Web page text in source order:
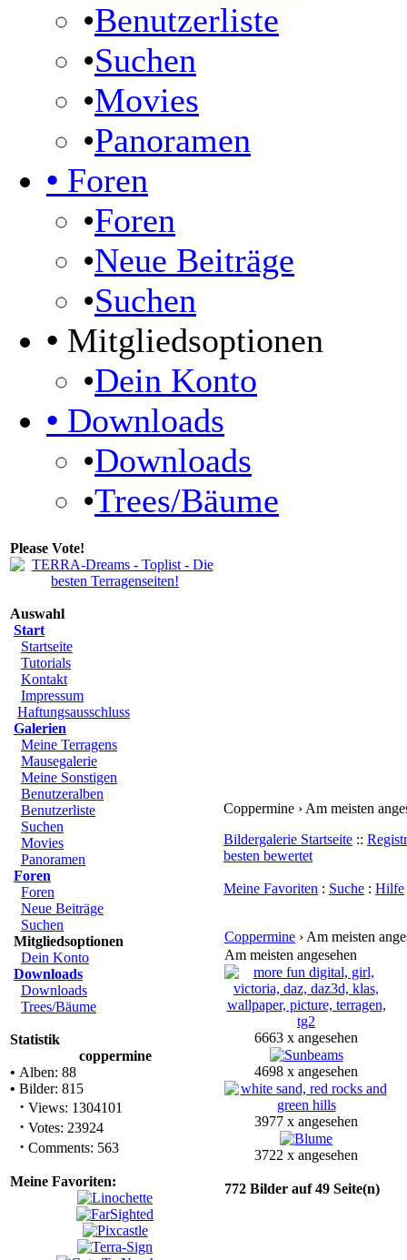
•Benutzerliste
•Suchen
•Movies
•Panoramen
• Foren
•Foren
•Neue Beiträge
•Suchen
• Mitgliedsoptionen
•Dein Konto
• Downloads
•Downloads
•Trees/Bäume
Please Vote!
Auswahl
Start
Startseite
Tutorials
Kontakt
Impressum
Haftungsausschluss
Galerien
Meine Terragens
Mausegalerie
Meine Sonstigen
Benutzeralben
Benutzerliste
Suchen
Movies
Panoramen
Foren
Foren
Neue Beiträge
Suchen
Mitgliedsoptionen
Dein Konto
Downloads
Downloads
Trees/Bäume
Statistik
coppermine
• Alben: 88
• Bilder: 815
· Views: 1304101
· Votes: 23924
· Comments: 563
Meine Favoriten:
Coppermine › Am meisten
Bildergalerie Startseite ::
besten bewertet
Meine Favoriten : Suche : Hilfe
Coppermine › Am meisten
Am meisten angesehen
6663 x angesehen
4698 x angesehen
3977 x angesehen
3722 x angesehen
772 Bilder auf 49 Seite(n)